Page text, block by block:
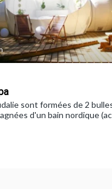
sont formées de 2
d'un bain nordique